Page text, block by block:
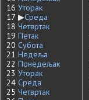
16 Уторак
17 ▶Среда
18 Четвртак
19 Петак
20 Субота
21 Недеља
22 Понедељак
23 Уторак
24 Среда
25 Четвртак